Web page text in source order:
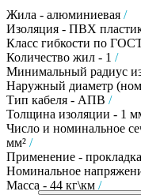
Жила - алюминиевая /
Изоляция - ПВХ
Класс гибкости по
Количество жил - 1 /
Минимальный радиус
Наружный диаметр
Тип кабеля - АПВ /
Толщина изоляции - 1
Число и номинальное
мм² /
Применение -
Номинальное
Масса - 44 кг\км /